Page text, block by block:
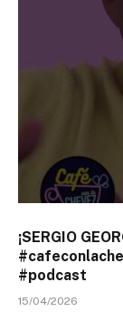
¡SERGIO
#podcast
15/04/2026